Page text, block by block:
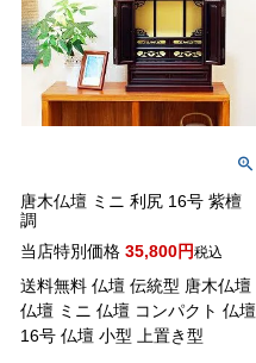
唐木仏壇 ミニ 利尻 16号 紫檀
調
当店特別価格 35,800 税込
送料無料 仏壇 伝統型 唐木仏壇
仏壇 ミニ 仏壇 コンパクト 仏壇
16号 仏壇 小型 上置き型